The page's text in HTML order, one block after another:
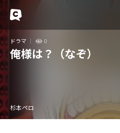
ドラマ 0
俺様は？（なぞ）
杉本ペロ